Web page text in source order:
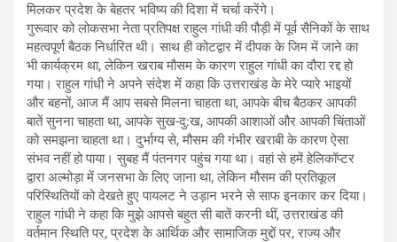
मिलकर प्रदेश के बेहतर भविष्य की दिशा में चर्चा करेंगे।
गुरूवार को लोकसभा नेता प्रतिपक्ष राहुल गांधी की पौड़ी में पूर्व सैनिकों के साथ
महत्वपूर्ण बैठक निर्धारित थी। साथ ही कोटद्वार में दीपक के जिम में जाने का
भी कार्यक्रम था, लेकिन खराब मौसम के कारण राहुल गांधी का दौरा रद्द हो
गया। राहुल गांधी ने अपने संदेश में कहा कि उत्तराखंड के मेरे प्यारे भाइयों
और बहनों, आज मैं आप सबसे मिलना चाहता था, आपके बीच बैठकर आपकी
बातें सुनना चाहता था, आपके सुख-दु:ख, आपकी आशाओं और आपकी चिंताओं
को समझना चाहता था। दुर्भाग्य से, मौसम की गंभीर खराबी के कारण ऐसा
संभव नहीं हो पाया। सुबह मैं पंतनगर पहुंच गया था। वहां से हमें हेलिकॉप्टर
द्वारा अल्मोड़ा में जनसभा के लिए जाना था, लेकिन मौसम की प्रतिकूल
परिस्थितियों को देखते हुए पायलट ने उड़ान भरने से साफ इनकार कर दिया।
राहुल गांधी ने कहा कि मुझे आपसे बहुत सी बातें करनी थीं, उत्तराखंड की
वर्तमान स्थिति पर, प्रदेश के आर्थिक और सामाजिक मुद्दों पर, राज्य और